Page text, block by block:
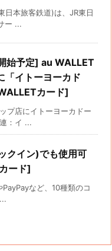
日本旅客鉄道)は、JR東日
ー ...
始予定] au WALLET
「イトーヨーカド
カード]
プ店にイトーヨーカドー
：イ ...
クイン)でも使用可
ード]
など、10種類のコ